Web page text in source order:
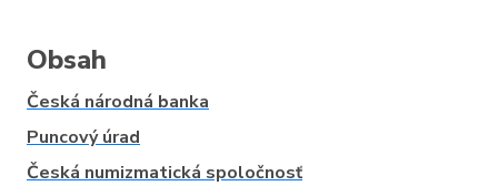
Obsah
Česká národná banka
Puncový úrad
Česká numizmatická spoločnosť